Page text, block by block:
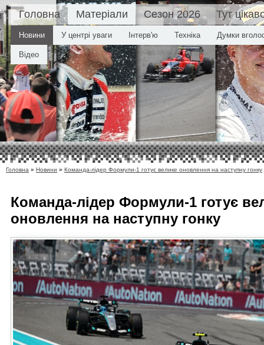
Головна Матеріали
Новини У центрі уваги Інтерв'ю Техніка Думки
Відео
Сезон 2026 Тут
Головна » Новини » Команда-лідер Формули-1 готує велике оновлення на наступну гонку
Команда-лідер Формули-1 готує
оновлення на наступну гонку